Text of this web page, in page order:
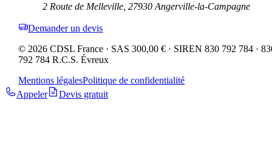
2 Route de Melleville, 27930 Angerville-la-Campagne
Demander un devis
© 2026 CDSL France · SAS300,00 € · SIREN830 792 784 ·
792 784 R.C.S. Évreux
Mentions légalesPolitique de confidentialité
Appeler
Devis gratuit